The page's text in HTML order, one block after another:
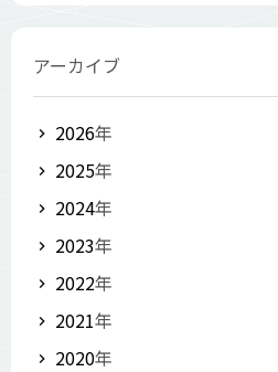
アーカイブ
2026年
2025年
2024年
2023年
2022年
2021年
2020年